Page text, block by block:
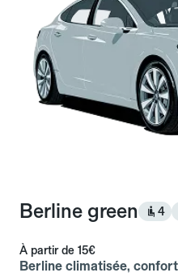
Berline green 4
À partir de 15€
Berline climatisée,